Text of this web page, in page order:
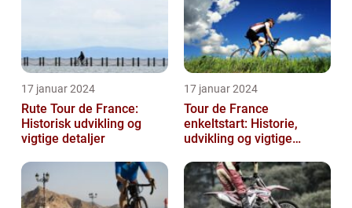
17 januar 2024
Rute Tour de France:
Historisk udvikling og
vigtige detaljer
17 januar 2024
Tour de France
enkeltstart: Historie,
udvikling og vigtige